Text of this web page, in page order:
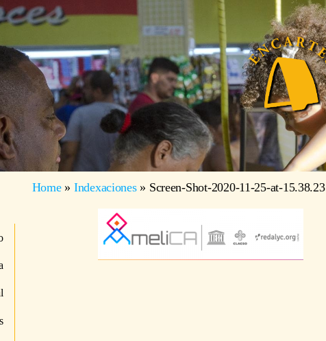
Home» Indexaciones» Screen-Shot-2020-11-25-at-15.38.23